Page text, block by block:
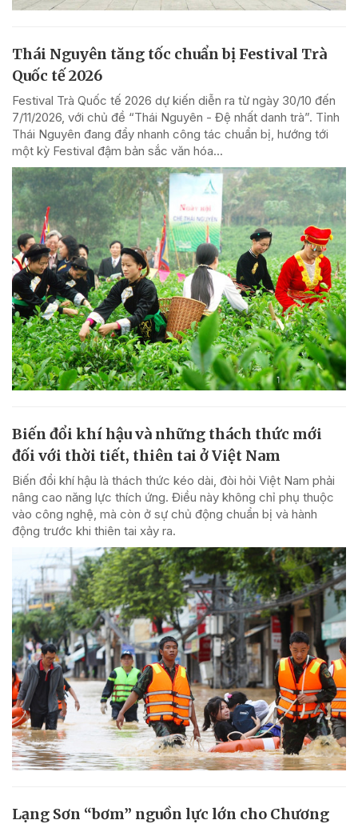
Thái Nguyên tăng tốc chuẩn bị Festival Trà
Quốc tế 2026
Festival Trà Quốc tế 2026 dự kiến diễn ra từ ngày 30/10 đến
7/11/2026, với chủ đề “Thái Nguyên - Đệ nhất danh trà”. Tỉnh
Thái Nguyên đang đẩy nhanh công tác chuẩn bị, hướng tới
một kỳ Festival đậm bản sắc văn hóa...
Biến đổi khí hậu và những thách thức mới
đối với thời tiết, thiên tai ở Việt Nam
Biến đổi khí hậu là thách thức kéo dài, đòi hỏi Việt Nam phải
nâng cao năng lực thích ứng. Điều này không chỉ phụ thuộc
vào công nghệ, mà còn ở sự chủ động chuẩn bị và hành
động trước khi thiên tai xảy ra.
Lạng Sơn “bơm” nguồn lực lớn cho Chương